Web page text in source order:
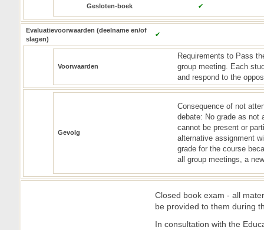
Gesloten-boek ✔
Evaluatievoorwaarden (deelname en/of
slagen)
✔
Voorwaarden
Requirements to Pass
group meeting. Each
and respond to the
Gevolg
Consequence of not
debate: No grade as not
cannot be present or
alternative assignment
grade for the course
all group meetings, a
Closed book exam - all
be provided to them during
In consultation with the